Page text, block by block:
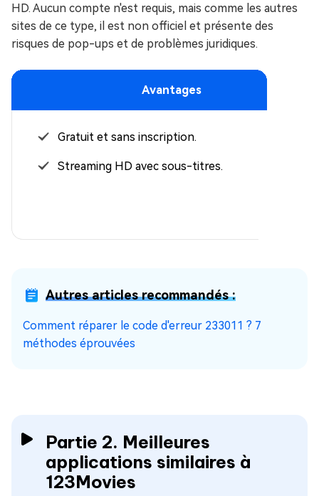
HD. Aucun compte n'est requis, mais comme les autres
sites de ce type, il est non officiel et présente des
risques de pop-ups et de problèmes juridiques.
Avantages
Gratuit et sans inscription.
Streaming HD avec sous-titres.
Autres articles recommandés :
Comment réparer le code d'erreur 233011 ? 7
méthodes éprouvées
Partie 2. Meilleures
applications similaires à
123Movies